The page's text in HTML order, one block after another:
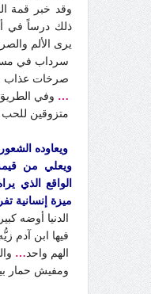
وقد خبر قمة
ذلك درساً في
يرى الألم
سرداب في
صرخات عذاب
… وفي
متزوقين للحب
ويعاوده
ويعلي من
الواقع الذي
ميزة إنسانية
الدنيا أوضه
فيها ابن آدم
الهم واحد…
ومفيش حمار